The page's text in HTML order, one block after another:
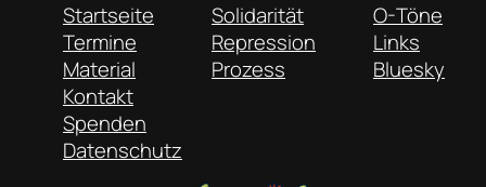
Startseite
Termine
Material
Solidarität
Repression
Prozess
O-Töne
Links
Bluesky
Kontakt
Spenden
Datenschutz